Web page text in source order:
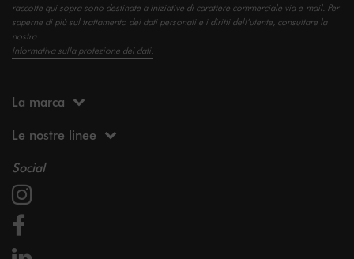
raccolte qui sopra sono destinate a iniziative di carattere commerciale via e-mail. Per
saperne di più sul trattamento dei dati personali e i diritti dell’utente, consultare la
nostra
Informativa sulla protezione dei dati.
La marca
Le nostre linee
Social